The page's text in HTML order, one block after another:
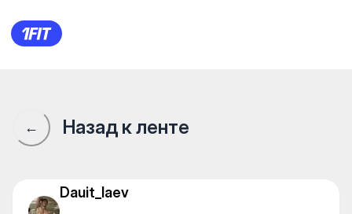
Сообщество 1Fit · 1Fit
← Назад к ленте
Dauit_laev